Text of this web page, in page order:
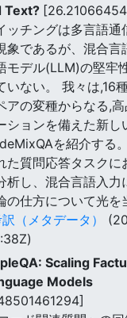
Text?
ッチングは多言語通
象であるが、混合言
モデル(LLM)の堅牢
いない。 我々は,16
アの変種からなる,
ションを備えた新し
を紹介する
た質問応答タスクに
析し、混合言語入力
の仕方について光を
（メタデータ）
Scaling
Models